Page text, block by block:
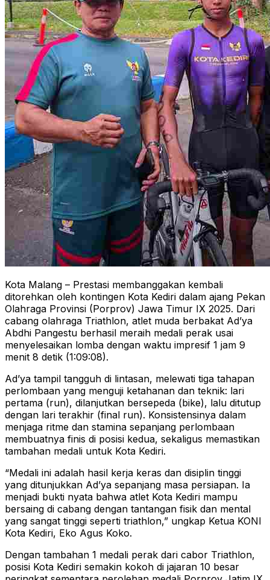
Kota Malang – Prestasi membanggakan kembali
ditorehkan oleh kontingen Kota Kediri dalam ajang Pekan
Olahraga Provinsi (Porprov) Jawa Timur IX 2025. Dari
cabang olahraga Triathlon, atlet muda berbakat Ad’ya
Abdhi Pangestu berhasil meraih medali perak usai
menyelesaikan lomba dengan waktu impresif 1 jam 9
menit 8 detik (1:09:08).
Ad’ya tampil tangguh di lintasan, melewati tiga tahapan
perlombaan yang menguji ketahanan dan teknik: lari
pertama (run), dilanjutkan bersepeda (bike), lalu ditutup
dengan lari terakhir (final run). Konsistensinya dalam
menjaga ritme dan stamina sepanjang perlombaan
membuatnya finis di posisi kedua, sekaligus memastikan
tambahan medali untuk Kota Kediri.
“Medali ini adalah hasil kerja keras dan disiplin tinggi
yang ditunjukkan Ad’ya sepanjang masa persiapan. Ia
menjadi bukti nyata bahwa atlet Kota Kediri mampu
bersaing di cabang dengan tantangan fisik dan mental
yang sangat tinggi seperti triathlon,” ungkap Ketua KONI
Kota Kediri, Eko Agus Koko.
Dengan tambahan 1 medali perak dari cabor Triathlon,
posisi Kota Kediri semakin kokoh di jajaran 10 besar